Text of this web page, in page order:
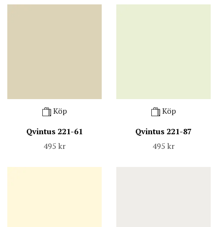
Köp
Qvintus 221-61
495 kr
Köp
Qvintus 221-87
495 kr